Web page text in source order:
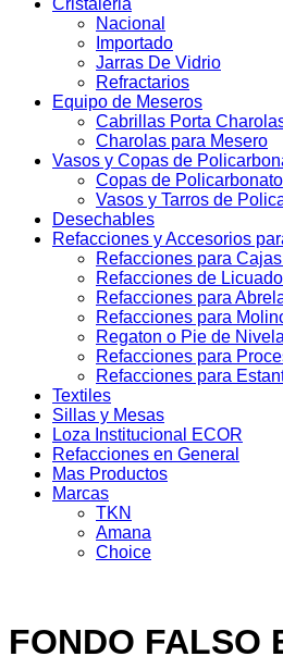
Cristaleria
Nacional
Importado
Jarras De Vidrio
Refractarios
Equipo de Meseros
Cabrillas Porta
Charolas para Mesero
Vasos y Copas de
Copas de Policarbonato
Vasos y Tarros de
Desechables
Refacciones y Accesorios
Refacciones para
Refacciones de
Refacciones para
Refacciones para
Regaton o Pie de
Refacciones para
Refacciones para
Textiles
Sillas y Mesas
Loza Institucional ECOR
Refacciones en General
Mas Productos
Marcas
TKN
Amana
Choice
FONDO FALSO